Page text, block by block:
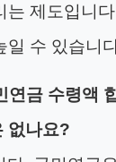
는 제도입니
일 수 있습니
연금 수령액
없나요?